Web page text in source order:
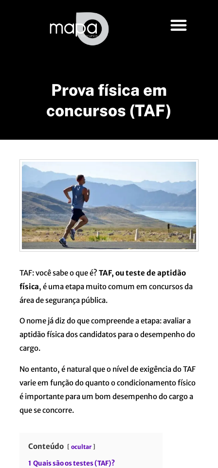
Prova física em
concursos (TAF)
TAF: você sabe o que é? TAF, ou teste de aptidão
física, é uma etapa muito comum em concursos da
área de segurança pública.
O nome já diz do que compreende a etapa: avaliar a
aptidão física dos candidatos para o desempenho do
cargo.
No entanto, é natural que o nível de exigência do TAF
varie em função do quanto o condicionamento físico
é importante para um bom desempenho do cargo a
que se concorre.
Conteúdo ocultar
1 Quais são os testes (TAF)?